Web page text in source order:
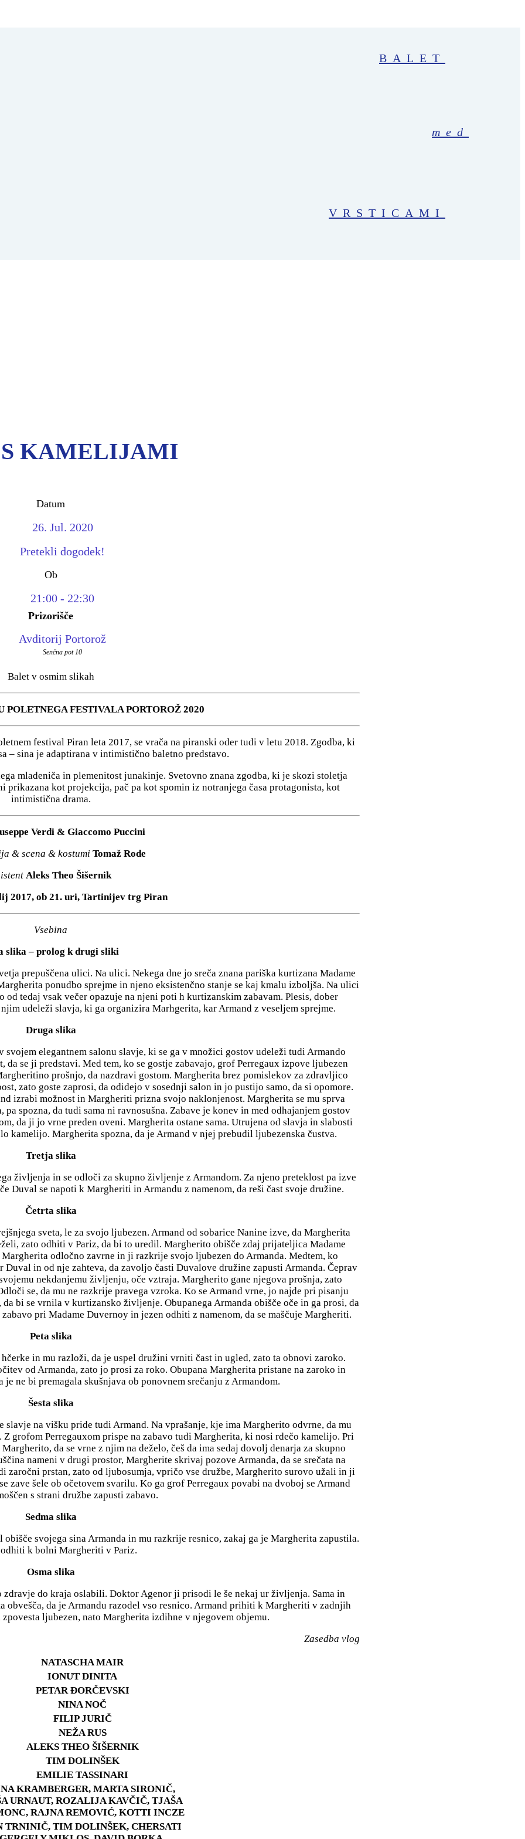
BALET
med
VRSTICAMI
KAMELIJAMI
Datum
26. Jul. 2020
Pretekli dogodek!
Ob
21:00 - 22:30
Prizorišče
Avditorij Portorož
Senčna pot 10
Balet v osmim slikah
POLETNEGA FESTIVALA PORTOROŽ 2020
festival Piran leta 2017, se vrača na piranski oder tudi v letu 2018. Zgodba, ki
– sina je adaptirana v intimistično baletno predstavo.
mladeniča in plemenitost junakinje. Svetovno znana zgodba, ki je skozi stoletja
prikazana kot projekcija, pač pa kot spomin iz notranjega časa protagonista, kot
intimistična drama.
Verdi & Giaccomo Puccini
& scena & kostumi Tomaž Rode
Aleks Theo Šišernik
2017, ob 21. uri, Tartinijev trg Piran
Vsebina
slika – prolog k drugi sliki
prepuščena ulici. Na ulici. Nekega dne jo sreča znana pariška kurtizana Madame
ponudbo sprejme in njeno eksistenčno stanje se kaj kmalu izboljša. Na ulici
tedaj vsak večer opazuje na njeni poti h kurtizanskim zabavam. Plesis, dober
udeleži slavja, ki ga organizira Marhgerita, kar Armand z veseljem sprejme.
Druga slika
elegantnem salonu slavje, ki se ga v množici gostov udeleži tudi Armando
se ji predstavi. Med tem, ko se gostje zabavajo, grof Perregaux izpove ljubezen
prošnjo, da nazdravi gostom. Margherita brez pomislekov za zdravljico
zato goste zaprosi, da odidejo v sosednji salon in jo pustijo samo, da si opomore.
izrabi možnost in Margheriti prizna svojo naklonjenost. Margherita se mu sprva
spozna, da tudi sama ni ravnosušna. Zabave je konev in med odhajanjem gostov
da ji jo vrne preden oveni. Margherita ostane sama. Utrujena od slavja in slabosti
kamelijo. Margherita spozna, da je Armand v njej prebudil ljubezenska čustva.
Tretja slika
življenja in se odloči za skupno življenje z Armandom. Za njeno preteklost pa izve
Duval se napoti k Margheriti in Armandu z namenom, da reši čast svoje družine.
Četrta slika
sveta, le za svojo ljubezen. Armand od sobarice Nanine izve, da Margherita
zato odhiti v Pariz, da bi to uredil. Margherito obišče zdaj prijateljica Madame
odločno zavrne in ji razkrije svojo ljubezen do Armanda. Medtem, ko
in od nje zahteva, da zavoljo časti Duvalove družine zapusti Armanda. Čeprav
nekdanjemu življenju, oče vztraja. Margherito gane njegova prošnja, zato
se, da mu ne razkrije pravega vzroka. Ko se Armand vrne, jo najde pri pisanju
bi se vrnila v kurtizansko življenje. Obupanega Armanda obišče oče in ga prosi, da
pri Madame Duvernoy in jezen odhiti z namenom, da se maščuje Margheriti.
Peta slika
in mu razloži, da je uspel družini vrniti čast in ugled, zato ta obnovi zaroko.
od Armanda, zato jo prosi za roko. Obupana Margherita pristane na zaroko in
ne bi premagala skušnjava ob ponovnem srečanju z Armandom.
Šesta slika
na višku pride tudi Armand. Na vprašanje, kje ima Margherito odvrne, da mu
grofom Perregauxom prispe na zabavo tudi Margherita, ki nosi rdečo kamelijo. Pri
da se vrne z njim na deželo, češ da ima sedaj dovolj denarja za skupno
nameni v drugi prostor, Margherite skrivaj pozove Armanda, da se srečata na
zaročni prstan, zato od ljubosumja, vpričo vse družbe, Margherito surovo užali in ji
zave šele ob očetovem svarilu. Ko ga grof Perregaux povabi na dvoboj se Armand
s strani družbe zapusti zabavo.
Sedma slika
svojega sina Armanda in mu razkrije resnico, zakaj ga je Margherita zapustila.
k bolni Margheriti v Pariz.
Osma slika
do kraja oslabili. Doktor Agenor ji prisodi le še nekaj ur življenja. Sama in
obvešča, da je Armandu razodel vso resnico. Armand prihiti k Margheriti v zadnjih
ljubezen, nato Margherita izdihne v njegovem objemu.
Zasedba vlog
NATASCHA MAIR
IONUT DINITA
PETAR ĐORČEVSKI
NINA NOČ
FILIP JURIČ
NEŽA RUS
ALEKS THEO ŠIŠERNIK
TIM DOLINŠEK
EMILIE TASSINARI
KRAMBERGER, MARTA SIRONIČ,
URNAUT, ROZALIJA KAVČIČ, TJAŠA
RAJNA REMOVIĆ, KOTTI INCZE
TRNINIČ, TIM DOLINŠEK, CHERSATI